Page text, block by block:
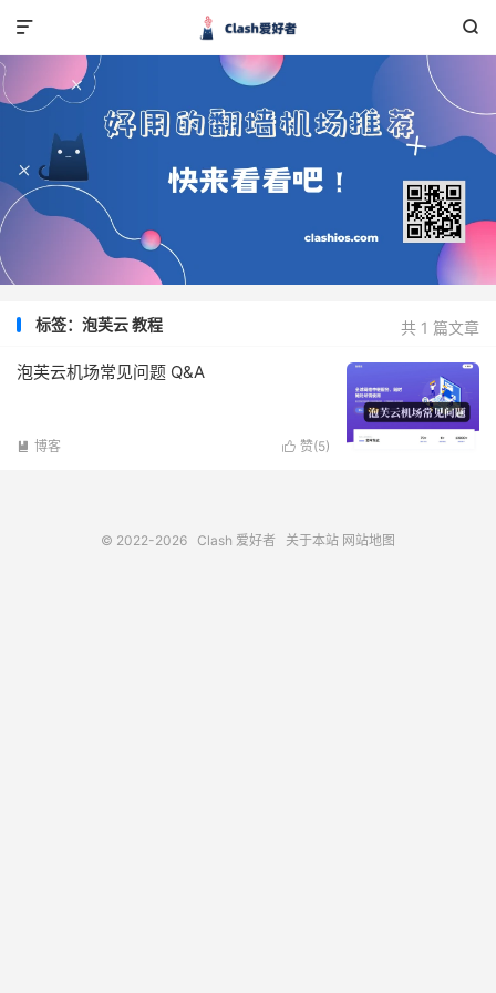


共 1 篇文章
标签：泡芙云 教程
泡芙云机场常见问题 Q&A
 赞(5)
 博客
© 2022-2026 Clash 爱好者 关于本站 网站地图